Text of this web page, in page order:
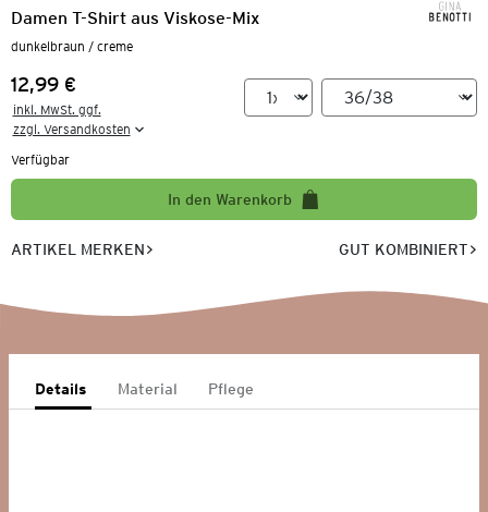
Damen T-Shirt aus Viskose-Mix
dunkelbraun / creme
Preis:
12,99 €
inkl. MwSt. ggf.
zzgl. Versandkosten
Verfügbar
In den Warenkorb
ARTIKEL MERKEN GUT KOMBINIERT
Details Material Pflege